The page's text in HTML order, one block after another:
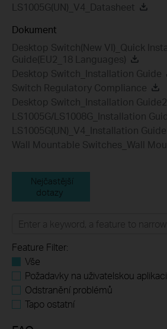
LS1005G(UN)_V4_Datasheet
Dokument
Desktop Switch(New VI)_Quick
Guide(EU2_18 Languages)
Desktop Switch_Installation Guide
Switch Regulatory Compliance
Desktop Switch_Installation Guide2
LS1005G/LS1008G_Installation
LS1005G(UN)_V4_Installation Guide
Wall Mountable Switches_Wall
Nejčastější
dotazy
Feature Filter:
Vše
Požadavky na uživatelskou aplikaci
Odstranění problémů
Tapo ostatní